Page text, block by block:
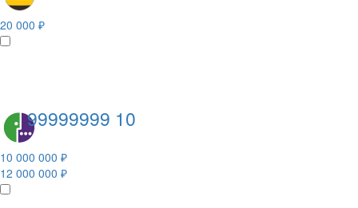
20 000 ₽
99999999 10
10 000 000 ₽
12 000 000 ₽